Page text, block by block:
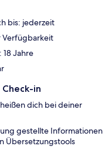
bis: jederzeit
Verfügbarkeit
Jahre
in
dich bei deiner
gestellte Informationen
Übersetzungstools